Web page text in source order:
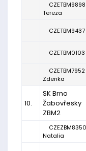
Tereza
Zdenka
10.
SK Brno
Žabovřesky
ZBM2
Natalia